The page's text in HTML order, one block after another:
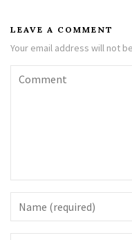
LEAVE A COMMENT
Your email address will not